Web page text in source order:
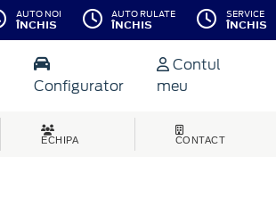
AUTO NOI
ÎNCHIS
AUTO RULATE
ÎNCHIS
SERVICE
ÎNCHIS
Configurator
Contul
meu
ECHIPA CONTACT